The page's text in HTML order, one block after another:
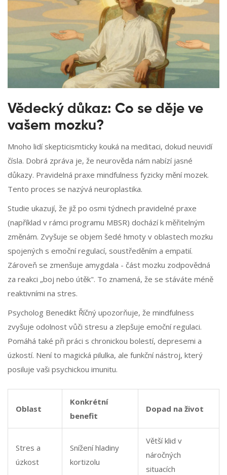
Vědecký důkaz: Co se děje ve
vašem mozku?
Mnoho lidí skepticismticky kouká na meditaci, dokud neuvidí
čísla. Dobrá zpráva je, že neurověda nám nabízí jasné
důkazy. Pravidelná praxe mindfulness fyzicky mění mozek.
Tento proces se nazývá neuroplastika.
Studie ukazují, že již po osmi týdnech pravidelné praxe
(například v rámci programu MBSR) dochází k měřitelným
změnám. Zvyšuje se objem šedé hmoty v oblastech mozku
spojených s emoční regulací, soustředěním a empatií.
Zároveň se zmenšuje amygdala - část mozku zodpovědná
za reakci „boj nebo útěk". To znamená, že se stáváte méně
reaktivními na stres.
Psycholog Benedikt Říčný upozorňuje, že mindfulness
zvyšuje odolnost vůči stresu a zlepšuje emoční regulaci.
Pomáhá také při práci s chronickou bolestí, depresemi a
úzkostí. Není to magická pilulka, ale funkční nástroj, který
posiluje vaši psychickou imunitu.
Oblast
Konkrétní
benefit
Dopad na život
Stres a
úzkost
Snížení hladiny
kortizolu
Větší klid v
náročných
situacích